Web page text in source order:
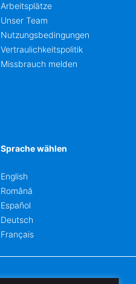
Arbeitsplätze
Unser Team
Nutzungsbedingungen
Vertraulichkeitspolitik
Missbrauch melden
Sprache wählen
English
Română
Español
Deutsch
Français